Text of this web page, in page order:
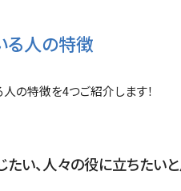
る人の特徴
の特徴を4つご紹介します！
い、人々の役に立ちたい